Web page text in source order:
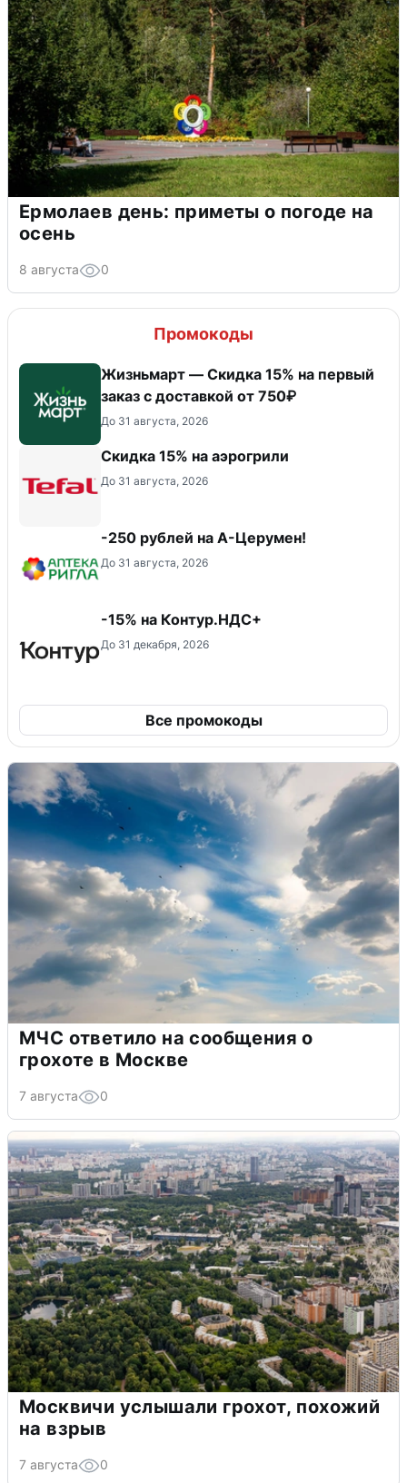
Ермолаев день: приметы о погоде на
осень
8 августа 0
Промокоды
Жизньмарт — Скидка 15% на первый
заказ с доставкой от 750₽
До 31 августа, 2026
Скидка 15% на аэрогрили
До 31 августа, 2026
-250 рублей на А-Церумен!
До 31 августа, 2026
-15% на Контур.НДС+
До 31 декабря, 2026
Все промокоды
МЧС ответило на сообщения о
грохоте в Москве
7 августа 0
Москвичи услышали грохот, похожий
на взрыв
7 августа 0